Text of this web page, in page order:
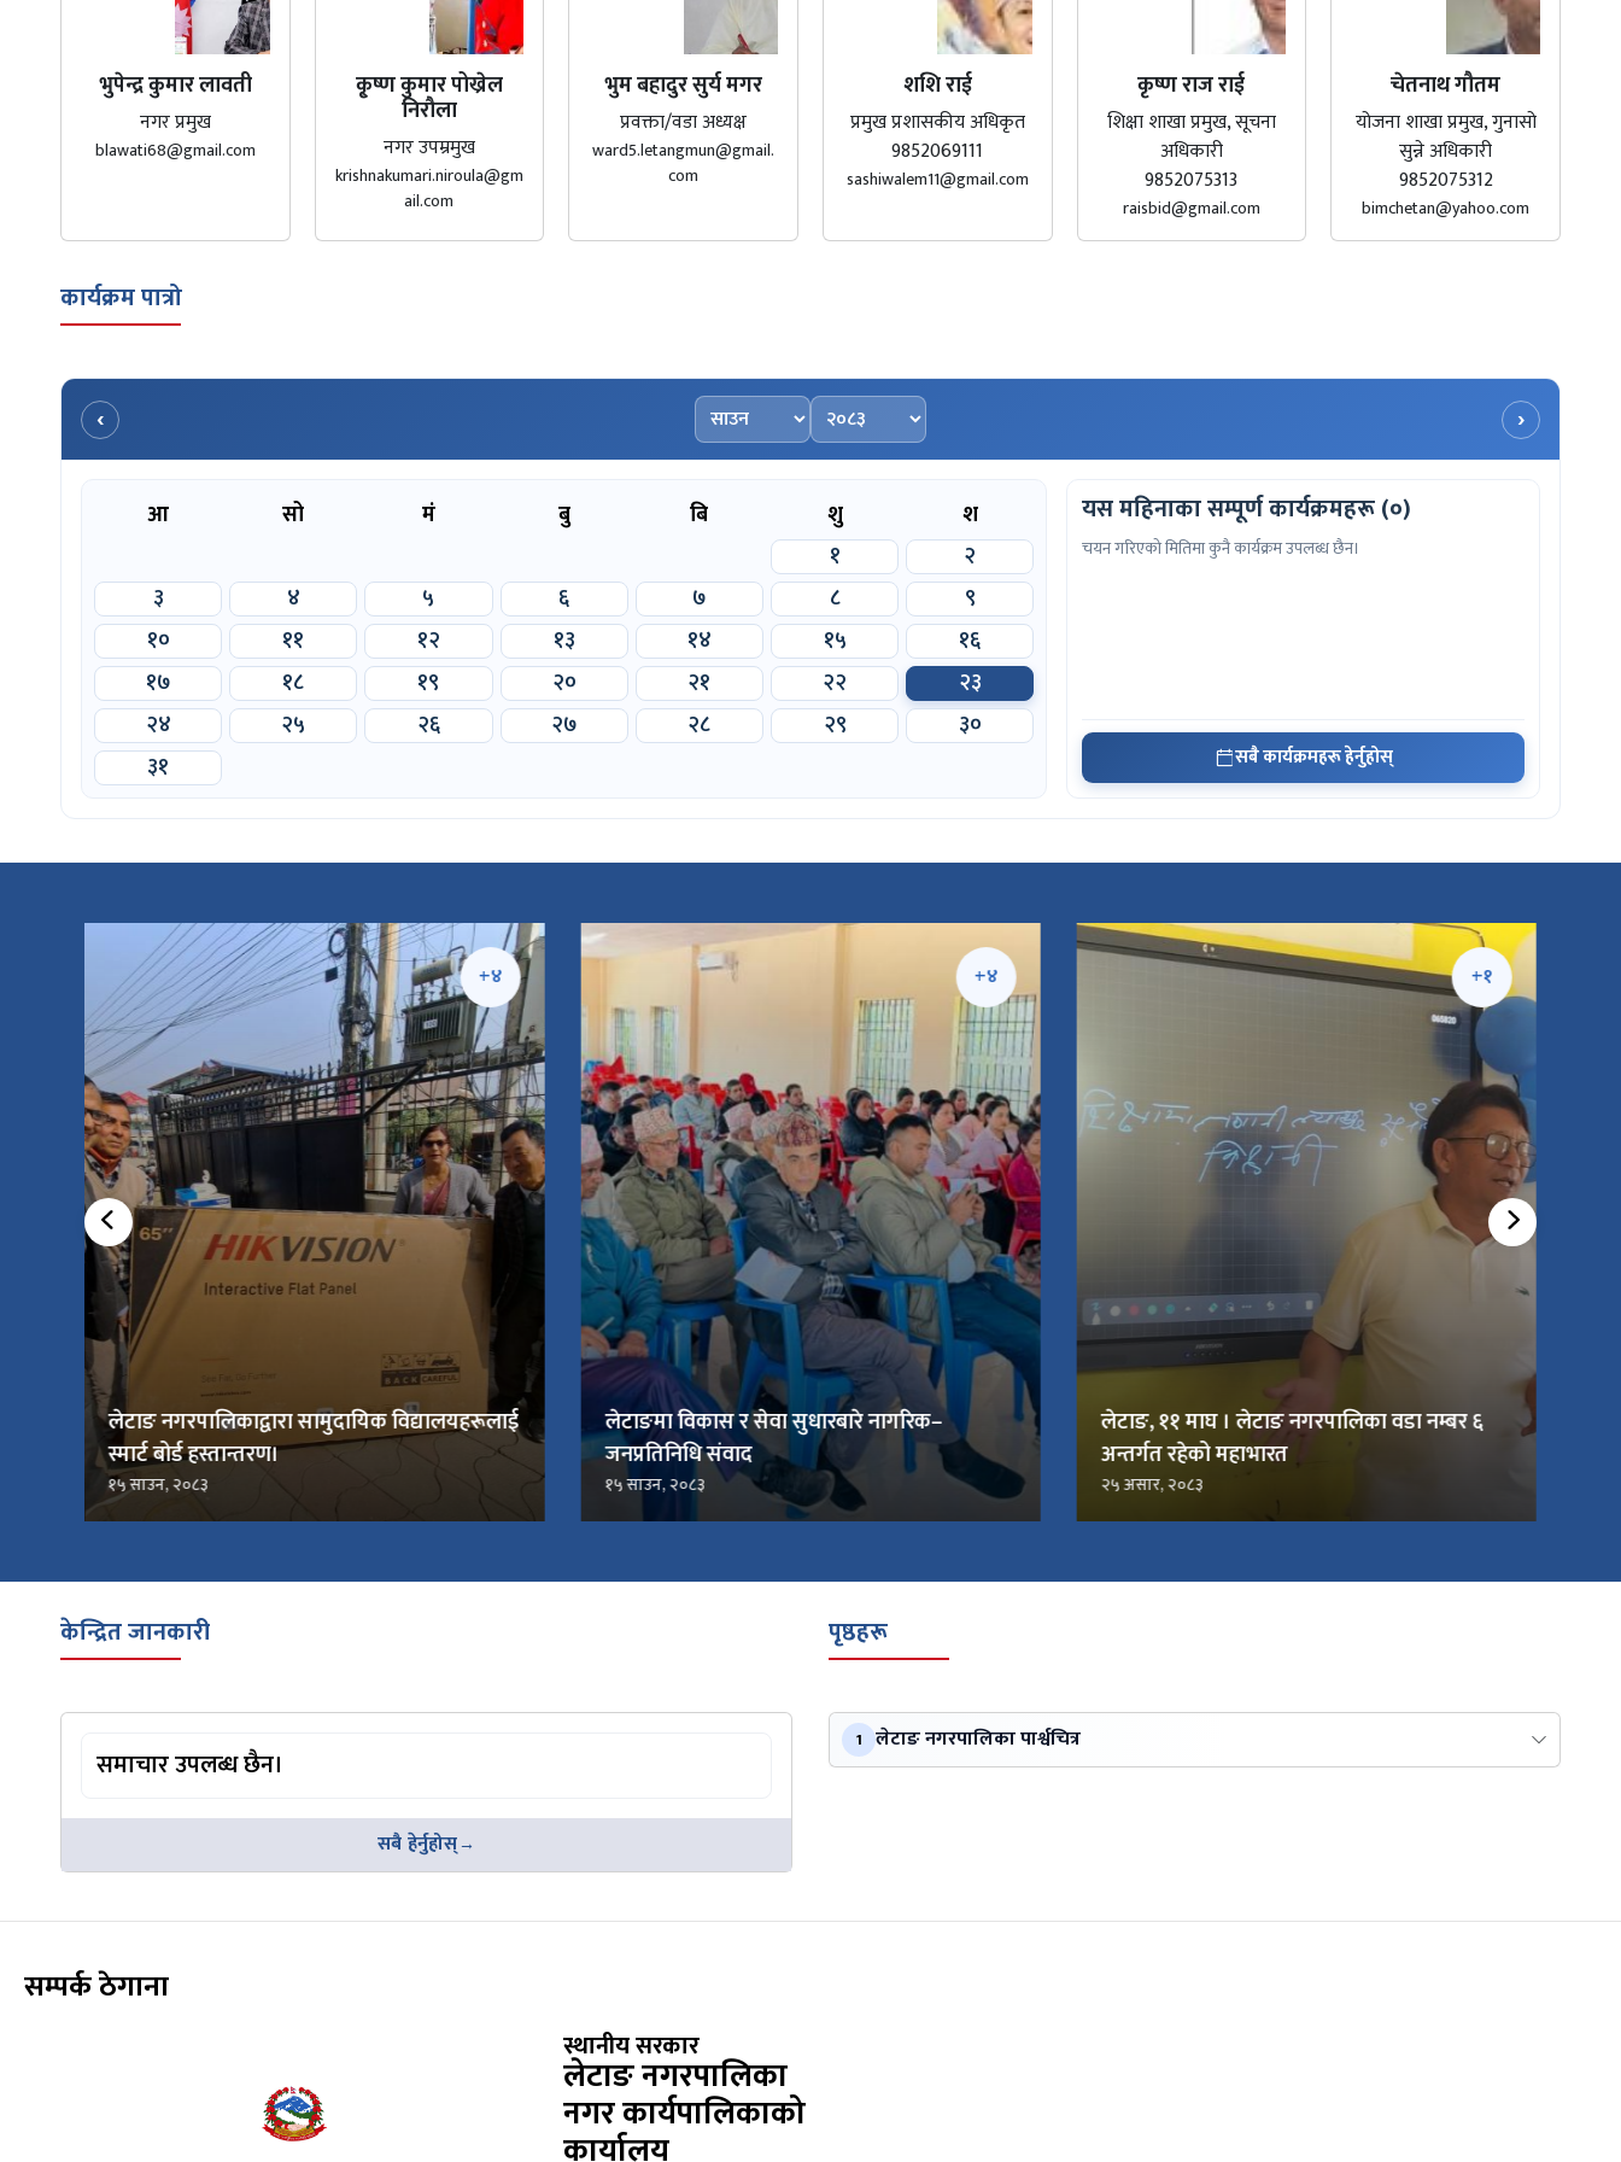
भुपेन्द्र कुमार लावती
नगर प्रमुख
blawati68@gmail.com
कृ्ष्ण कुमार पोख्रेल
निरौला
नगर उपम्रमुख
krishnakumari.niroula@gm
ail.com
भुम बहादुर सुर्य मगर
प्रवक्ता/वडा अध्यक्ष
ward5.letangmun@gmail.
com
शशि राई
प्रमुख प्रशासकीय अधिकृत
9852069111
sashiwalem11@gmail.com
कृष्ण राज राई
शिक्षा शाखा प्रमुख, सूचना
अधिकारी
9852075313
raisbid@gmail.com
चेतनाथ गौतम
योजना शाखा प्रमुख, गुनासो
सुन्ने अधिकारी
9852075312
bimchetan@yahoo.com
कार्यक्रम पात्रो
‹ महिना चयन गर्नुहोस्
वर्ष चयन गर्नुहोस् ›
आ सो मं बु बि शु
श
१
२
३
४ ५ ६ ७ ८
९
१०
११ १२ १३ १४ १५
१६
१७
१८ १९ २० २१ २२
२३
२४
२५ २६ २७ २८ २९
३०
३१
यस महिनाका सम्पूर्ण कार्यक्रमहरू (०)
चयन गरिएको मितिमा कुनै कार्यक्रम उपलब्ध छैन।
सबै कार्यक्रमहरू हेर्नुहोस्
+४
लेटाङ नगरपालिकाद्वारा सामुदायिक विद्यालयहरूलाई
स्मार्ट बोर्ड हस्तान्तरण।
१५ साउन, २०८३
+४
लेटाङमा विकास र सेवा सुधारबारे नागरिक–
जनप्रतिनिधि संवाद
१५ साउन, २०८३
+१
लेटाङ, ११ माघ । लेटाङ नगरपालिका वडा नम्बर ६
अन्तर्गत रहेको महाभारत
२५ असार, २०८३
केन्द्रित जानकारी
समाचार उपलब्ध छैन।
सबै हेर्नुहोस्
पृष्ठहरू
1 लेटाङ नगरपालिका पार्श्वचित्र
सम्पर्क ठेगाना
स्थानीय सरकार
लेटाङ नगरपालिका
नगर कार्यपालिकाको